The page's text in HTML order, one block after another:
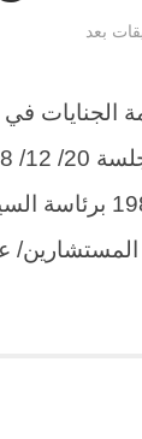
بعد
الجنايات
1348 جلسة 20 من